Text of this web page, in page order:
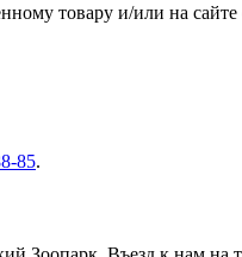
товару и/или на сайте
85.